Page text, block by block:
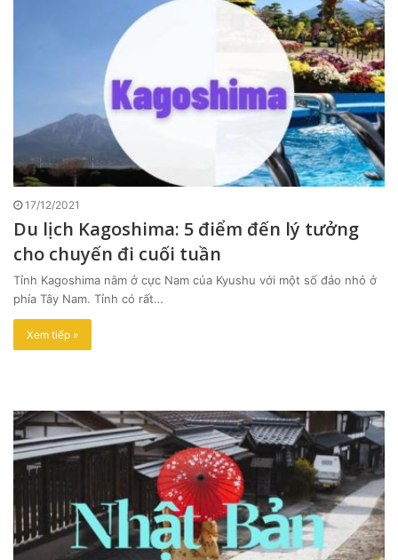
17/12/2021
Du lịch Kagoshima: 5 điểm đến lý tưởng
cho chuyến đi cuối tuần
Tỉnh Kagoshima nằm ở cực Nam của Kyushu với một số đảo nhỏ ở
phía Tây Nam. Tỉnh có rất…
Xem tiếp »